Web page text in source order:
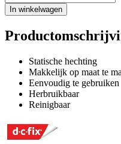
In winkelwagen
Statische hechting
Makkelijk op maat te
Eenvoudig te gebruiken
Herbruikbaar
Reinigbaar